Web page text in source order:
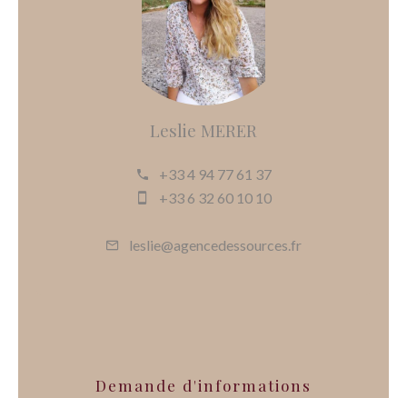
Leslie MERER
+33 4 94 77 61 37
+33 6 32 60 10 10
leslie@agencedessources.fr
Demande d'informations